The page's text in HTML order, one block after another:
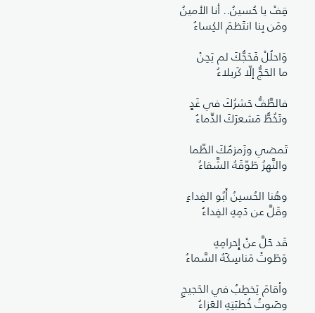
قِفْ يا حُسينُ.. أنا الأمينُ
ومَن بِنا انتَظمَ الكِساءُ
وَاحلُلْ فَحَجُّكَ لم يَحِنْ
ما الحَجُّ إلّا كَربلاءُ
فالطَّفُّ حَشرُكَ في غَدٍ
وتَخُطُّ مَشعرَكَ الدِّماءُ
تَمضي وزَمزمُكَ الظّما
والنَّهرُ طَوّقَهُ الشَّقاءُ
وهُنا الحُسينُ أَبُو الفِداءِ
وقَلَّ عن دَمِهِ الفِداءُ
قَد حَلَّ عنْ إِحرامِهِ
وَطَوتْ مَناسِكَهُ السَّماءُ
وأقامَ يَخطِبُ في الحَجيجِ
وصَوتُ خُطبَتِهِ العَزاءُ